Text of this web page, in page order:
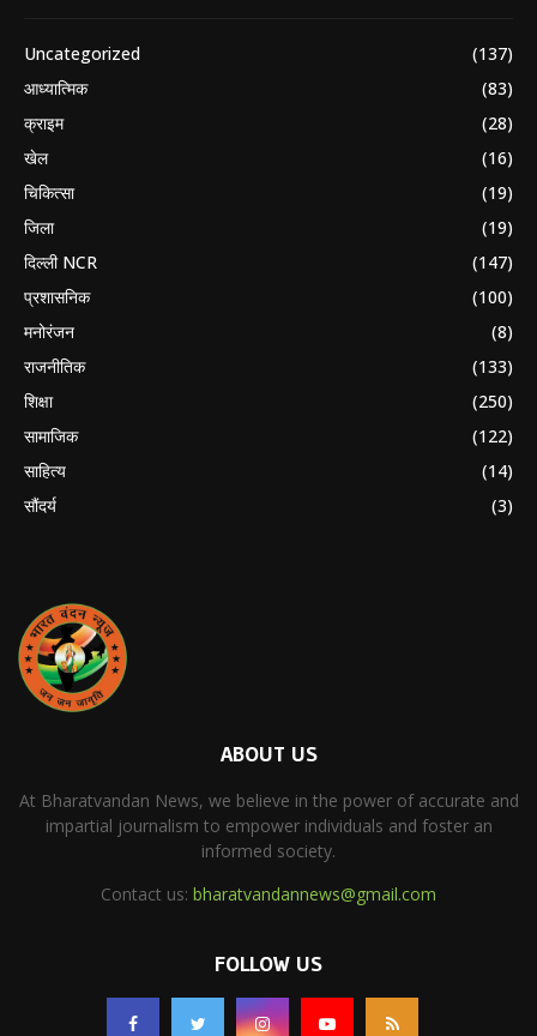
Uncategorized
(137)
आध्यात्मिक
(83)
क्राइम
(28)
खेल
(16)
चिकित्सा
(19)
जिला
(19)
दिल्ली NCR
(147)
प्रशासनिक
(100)
मनोरंजन
(8)
राजनीतिक
(133)
शिक्षा
(250)
सामाजिक
(122)
साहित्य
(14)
सौंदर्य
(3)
ABOUT US
At Bharatvandan News, we believe in the power of accurate and
impartial journalism to empower individuals and foster an
informed society.
Contact us: bharatvandannews@gmail.com
FOLLOW US